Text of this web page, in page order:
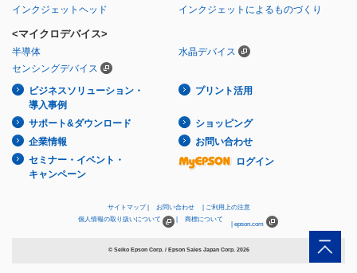
インクジェットヘッド インクジェットによるものづくり
<マイクロデバイス>
半導体
水晶デバイス
センシングデバイス
ビジネスソリューション・
導入事例
プリント活用
サポート&ダウンロード
ショッピング
企業情報
お問い合わせ
セミナー・イベント・
キャンペーン
ログイン
サイトマップ お問い合わせ
ご利用上の注意
個人情報の取り扱いについて
商標について
epson.com
© Seiko Epson Corp. / Epson Sales Japan Corp. 2026